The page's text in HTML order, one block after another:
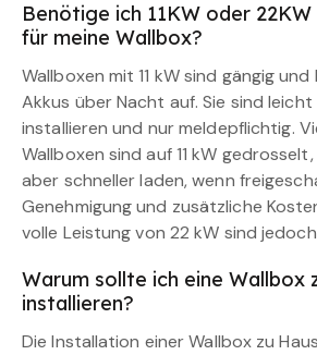
Benötige ich 11KW oder
für meine Wallbox?
Wallboxen mit 11 kW sind gängig
Akkus über Nacht auf. Sie sind leicht
installieren und nur meldepflichtig.
Wallboxen sind auf 11 kW
aber schneller laden, wenn
Genehmigung und zusätzliche
volle Leistung von 22 kW sind
Warum sollte ich eine Wallbox
installieren?
Die Installation einer Wallbox zu